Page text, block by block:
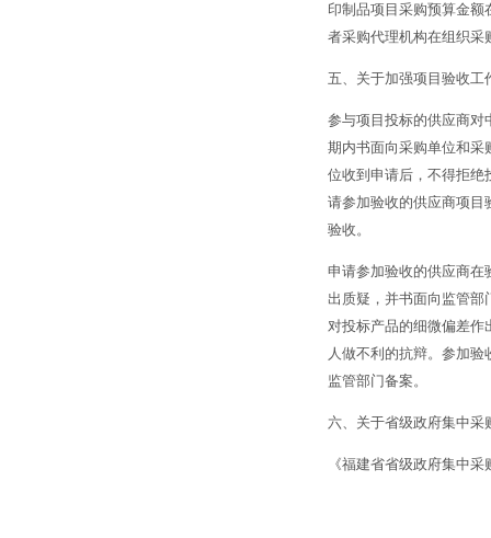
印制品项目采购预算金额
者采购代理机构在组织采
五、关于加强项目验收工
参与项目投标的供应商对
期内书面向采购单位和采
位收到申请后，不得拒绝
请参加验收的供应商项目
验收。
申请参加验收的供应商在
出质疑，并书面向监管部
对投标产品的细微偏差作
人做不利的抗辩。参加
监管部门备案。
六、关于省级政府集中采
《福建省省级政府集中